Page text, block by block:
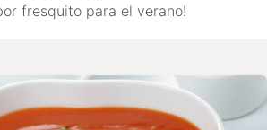
fresquito para el verano!